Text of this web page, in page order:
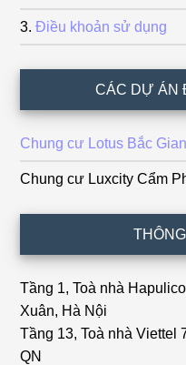
Điều khoản sử dụng
CÁC DỰ ÁN
Chung cư Lotus Bắc
Chung cư Luxcity Cẩm
Tầng 1, Toà nhà
Xuân, Hà Nội
Tầng 13, Toà nhà Viettel
QN